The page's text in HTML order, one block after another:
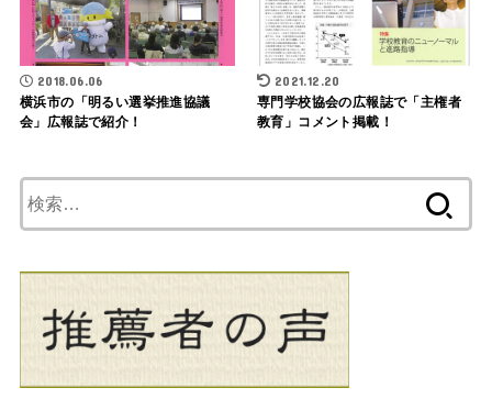
2018.06.06
横浜市の「明るい選挙推進協議
会」広報誌で紹介！
2021.12.20
専門学校協会の広報誌で「主権者
教育」コメント掲載！
索: